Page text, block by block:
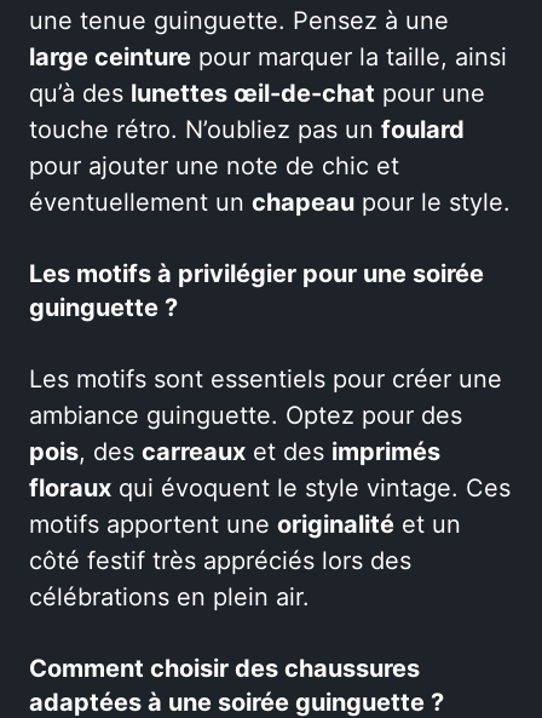
une tenue guinguette. Pensez à une
large ceinture pour marquer la taille, ainsi
qu’à des lunettes œil-de-chat pour une
touche rétro. N’oubliez pas un foulard
pour ajouter une note de chic et
éventuellement un chapeau pour le style.
Les motifs à privilégier pour une soirée
guinguette ?
Les motifs sont essentiels pour créer une
ambiance guinguette. Optez pour des
pois, des carreaux et des imprimés
floraux qui évoquent le style vintage. Ces
motifs apportent une originalité et un
côté festif très appréciés lors des
célébrations en plein air.
Comment choisir des chaussures
adaptées à une soirée guinguette ?